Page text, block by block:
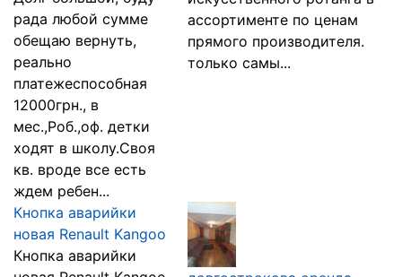
рада любой сумме
обещаю вернуть,
реально
платежеспособная
12000грн., в
мес.,Роб.,оф. детки
ходят в школу.Своя
кв. вроде все есть
ждем ребен...
ассортименте по ценам
прямого производителя.
только самы...
Кнопка аварийки
новая Renault Kangoo
Кнопка аварийки